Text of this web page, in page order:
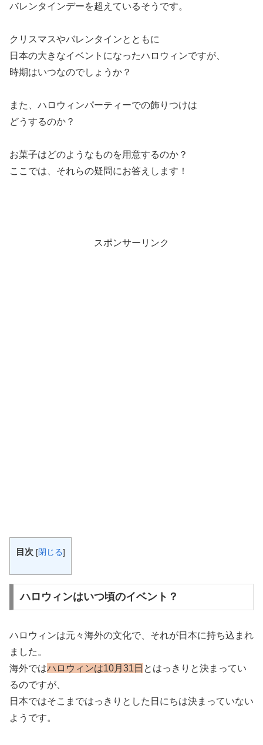
バレンタインデーを超えているそうです。
クリスマスやバレンタインとともに
日本の大きなイベントになったハロウィンですが、
時期はいつなのでしょうか？
また、ハロウィンパーティーでの飾りつけは
どうするのか？
お菓子はどのようなものを用意するのか？
ここでは、それらの疑問にお答えします！
スポンサーリンク
目次 [閉じる]
ハロウィンはいつ頃のイベント？
ハロウィンは元々海外の文化で、それが日本に持ち込まれ
ました。
海外ではハロウィンは10月31日 とはっきりと決まってい
るのですが、
日本ではそこまではっきりとした日にちは決まっていない
ようです。